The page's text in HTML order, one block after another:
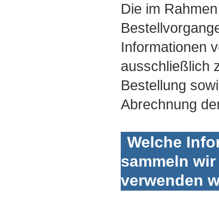
Die im
Informationen
ausschließlich
Bestellung
Abrechnung
Welche
sammeln
verwenden